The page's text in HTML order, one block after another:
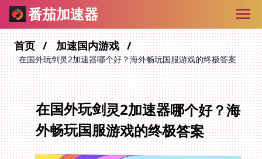
番茄加速器
首页 加速国内游戏
在国外玩剑灵2加速器哪个好？海外畅玩国服游戏的终极答案
在国外玩剑灵2加速器哪个好？海
外畅玩国服游戏的终极答案